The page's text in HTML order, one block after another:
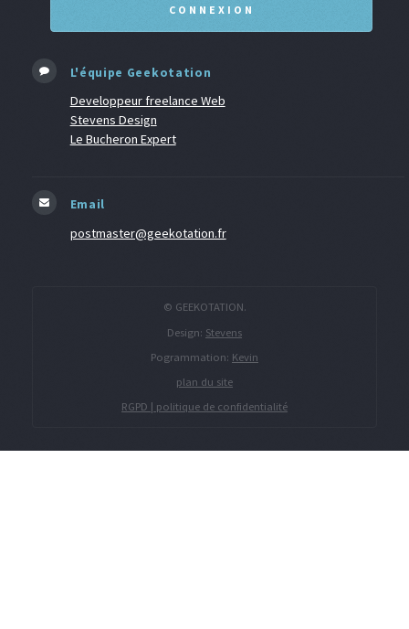
L'équipe Geekotation
Developpeur freelance Web
Stevens Design
Le Bucheron Expert
Email
postmaster@geekotation.fr
© GEEKOTATION.
Design: Stevens
Pogrammation: Kevin
plan du site
RGPD | politique de confidentialité